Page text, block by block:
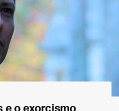
e o exorcismo